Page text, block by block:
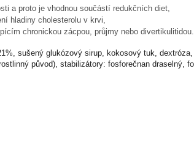
a proto je vhodnou součástí redukčních diet,
hladiny cholesterolu v krvi,
chronickou zácpou, průjmy nebo divertikulitidou.
sušený glukózový sirup, kokosový tuk,
původ), stabilizátory: fosforečnan draselný,